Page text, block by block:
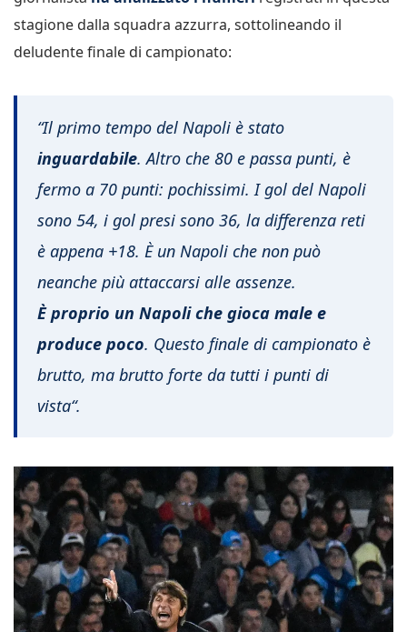
stagione dalla squadra azzurra, sottolineando il
deludente finale di campionato:
“Il primo tempo del Napoli è stato
inguardabile. Altro che 80 e passa punti, è
fermo a 70 punti: pochissimi. I gol del Napoli
sono 54, i gol presi sono 36, la differenza reti
è appena +18. È un Napoli che non può
neanche più attaccarsi alle assenze.
È proprio un Napoli che gioca male e
produce poco. Questo finale di campionato è
brutto, ma brutto forte da tutti i punti di
vista“.